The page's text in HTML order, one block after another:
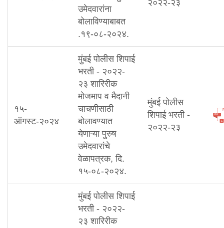
उमेदवारांना
बोलाविण्याबाबत
.१९-०८-२०२४.
२०२२-२३
१५-
ऑगस्ट-२०२४
मुंबई पोलीस शिपाई
भरती - २०२२-
२३ शारिरीक
मोजमाप व मैदानी
चाचणीसाठी
बोलावण्यात
येणाऱ्या पुरुष
उमेदवारांचे
वेळापत्रक, दि.
१५-०८-२०२४.
मुंबई पोलीस
शिपाई भरती -
२०२२-२३
मुंबई पोलीस शिपाई
भरती - २०२२-
२३ शारिरीक